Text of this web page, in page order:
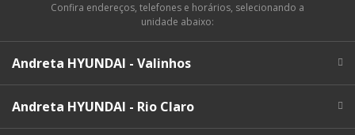
Confira endereços, telefones e horários, selecionando a
unidade abaixo:
Andreta HYUNDAI - Valinhos
Andreta HYUNDAI - Rio Claro